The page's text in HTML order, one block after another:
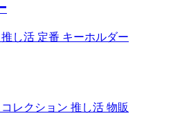
推し活 定番 キーホルダー
コレクション 推し活 物販